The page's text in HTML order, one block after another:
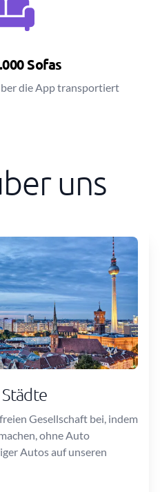
Sofas
die App transportiert
uns
Gesellschaft bei, indem
ohne Auto
Autos auf unseren